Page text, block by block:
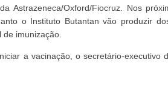
Astrazeneca/Oxford/Fiocruz. Nos
o Instituto Butantan vão produzir
imunização.
a vacinação, o secretário-executivo